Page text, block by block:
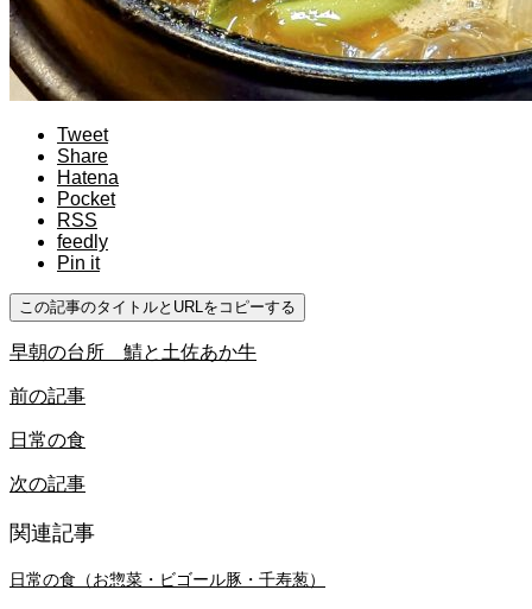
Tweet
Share
Hatena
Pocket
RSS
feedly
Pin it
この記事のタイトルとURLをコピーする
早朝の台所 鯖と土佐あか牛
前の記事
日常の食
次の記事
関連記事
日常の食（お惣菜・ビゴール豚・千寿葱）